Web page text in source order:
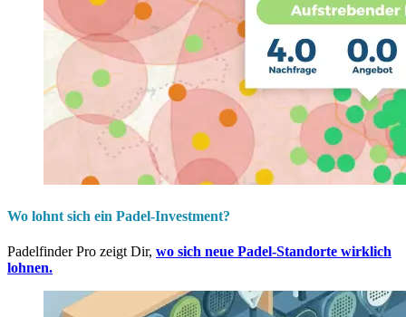
Wo lohnt sich ein Padel-Investment?
Padelfinder Pro zeigt Dir, wo sich neue Padel-Standorte wirklich
lohnen.